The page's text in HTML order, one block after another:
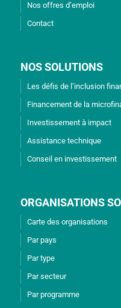
Nos offres d’emploi
Contact
NOS SOLUTIONS
Les défis de l’inclusion
Financement de la
Investissement à impact
Assistance technique
Conseil en investissement
ORGANISATIONS
Carte des organisations
Par pays
Par type
Par secteur
Par programme